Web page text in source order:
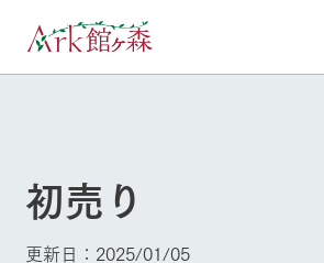
牧場へ行
く
よく見られている情報
初売り
更新日：2025/01/05